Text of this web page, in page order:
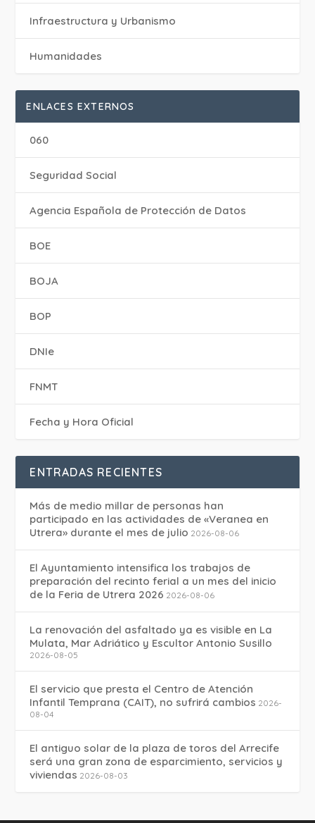
Infraestructura y Urbanismo
Humanidades
ENLACES EXTERNOS
060
Seguridad Social
Agencia Española de Protección de Datos
BOE
BOJA
BOP
DNIe
FNMT
Fecha y Hora Oficial
ENTRADAS RECIENTES
Más de medio millar de personas han
participado en las actividades de «Veranea en
Utrera» durante el mes de julio 2026-08-06
El Ayuntamiento intensifica los trabajos de
preparación del recinto ferial a un mes del inicio
de la Feria de Utrera 2026 2026-08-06
La renovación del asfaltado ya es visible en La
Mulata, Mar Adriático y Escultor Antonio Susillo
2026-08-05
El servicio que presta el Centro de Atención
Infantil Temprana (CAIT), no sufrirá cambios 2026-
08-04
El antiguo solar de la plaza de toros del Arrecife
será una gran zona de esparcimiento, servicios y
viviendas 2026-08-03